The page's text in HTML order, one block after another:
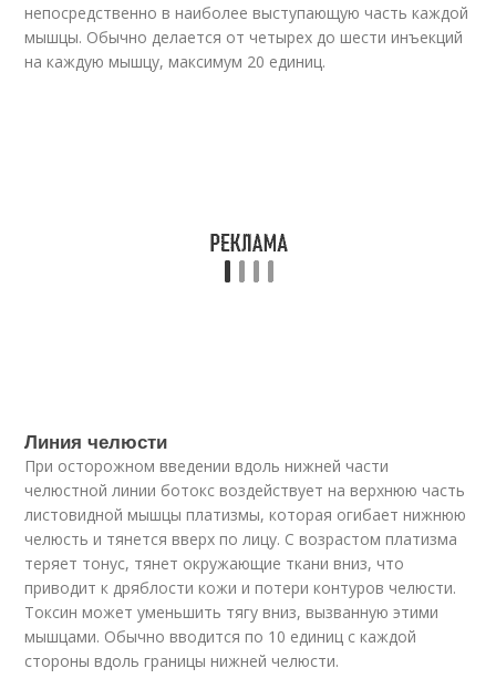
непосредственно в наиболее выступающую часть каждой
мышцы. Обычно делается от четырех до шести инъекций
на каждую мышцу, максимум 20 единиц.
Линия челюсти
При осторожном введении вдоль нижней части
челюстной линии ботокс воздействует на верхнюю часть
листовидной мышцы платизмы, которая огибает нижнюю
челюсть и тянется вверх по лицу. С возрастом платизма
теряет тонус, тянет окружающие ткани вниз, что
приводит к дряблости кожи и потери контуров челюсти.
Токсин может уменьшить тягу вниз, вызванную этими
мышцами. Обычно вводится по 10 единиц с каждой
стороны вдоль границы нижней челюсти.